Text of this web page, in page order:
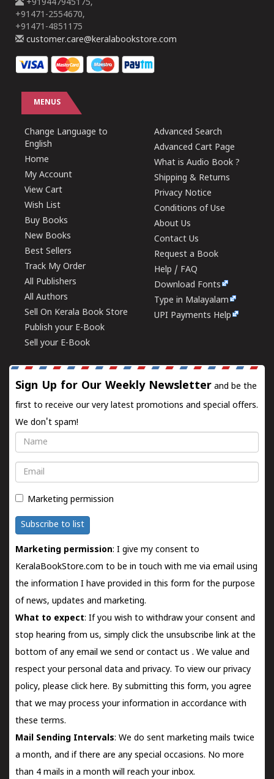
+919447945175,
+91471-2554670,
+91471-4851175
customer.care@keralabookstore.com
MENUS
Change Language to
English
Home
My Account
View Cart
Wish List
Buy Books
New Books
Best Sellers
Track My Order
All Publishers
All Authors
Sell On Kerala Book Store
Publish your E-Book
Sell your E-Book
Advanced Search
Advanced Cart Page
What is Audio Book ?
Shipping & Returns
Privacy Notice
Conditions of Use
About Us
Contact Us
Request a Book
Help / FAQ
Download Fonts
Type in Malayalam
UPI Payments Help
Sign Up for Our Weekly Newsletter and be the
first to receive our very latest promotions and special offers.
We don't spam!
Name
Email
Marketing permission
Subscribe to list
Marketing permission: I give my consent to
KeralaBookStore.com to be in touch with me via email using
the information I have provided in this form for the purpose
of news, updates and marketing.
What to expect: If you wish to withdraw your consent and
stop hearing from us, simply click the unsubscribe link at the
bottom of any email we send orcontact us . We value and
respect your personal data and privacy. To view our privacy
policy, please click here. By submitting this form, you agree
that we may process your information in accordance with
these terms.
Mail Sending Intervals: We do sent marketing mails twice
a month, and if there are any special occasions. No more
than 4 mails in a month will reach your inbox.